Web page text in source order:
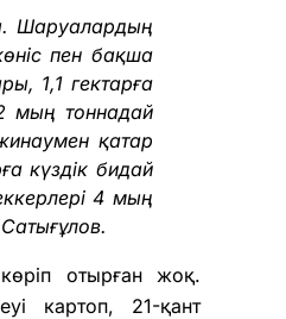
Шаруалардың
пен бақша
1,1 гектарға
мың тоннадай
қатар
күздік бидай
4 мың
отырған жоқ.
картоп, 21-қант